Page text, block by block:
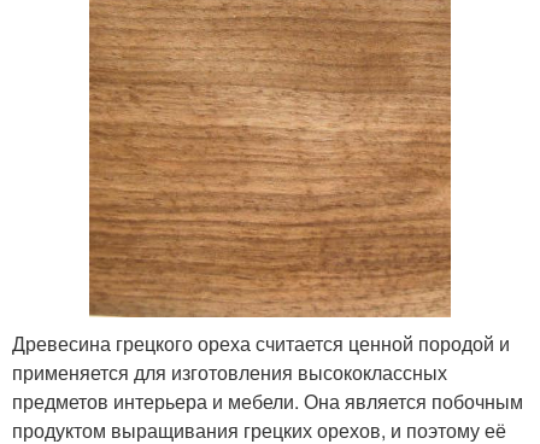
Древесина грецкого ореха считается ценной породой и
применяется для изготовления высококлассных
предметов интерьера и мебели. Она является побочным
продуктом выращивания грецких орехов, и поэтому её